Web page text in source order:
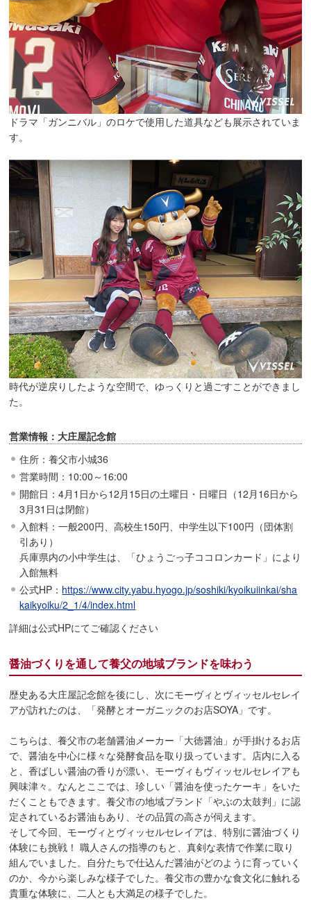
ドラマ「ガンニバル」のロケで使用した道具なども展示されていま
す。
時代が逆戻りしたような空間で、ゆっくりと過ごすことができまし
た。
営業情報：大庄屋記念館
住所：養父市小城36
営業時間：10:00～16:00
開館日：4月1日から12月15日の土曜日・日曜日（12月16日から
3月31日は閉館）
入館料：一般200円、高校生150円、中学生以下100円（団体割
引あり）
兵庫県内の小中学生は、「ひょうごっ子ココロンカード」により
入館無料
公式HP： https://www.city.yabu.hyogo.jp/soshiki/kyoikuiinkai/sha
kaikyoiku/2_1/4/index.html
詳細は公式HPにてご確認ください
醤油づくりを通して養父の地域ブランドを味わう
歴史ある大庄屋記念館を後にし、次にモーヴィとヴィッセルセレイ
アが訪れたのは、「発酵とオーガニックのお店SOYA」です。
こちらは、養父市の老舗醤油メーカー「大徳醤油」が手掛けるお店
で、醤油を中心に様々な発酵食品を取り扱っています。店内に入る
と、香ばしい醤油の香りが漂い、モーヴィもヴィッセルセレイアも
興味津々。なんとここでは、珍しい「醤油を使ったケーキ」をいた
だくこともできます。養父市の地域ブランド「やぶの太鼓判」に認
定されているお醤油もあり、その品質の高さが伺えます。
そして今回、モーヴィとヴィッセルセレイアは、特別に醤油づくり
体験にも挑戦！ 職人さんの指導のもと、真剣な表情で作業に取り
組んでいました。自分たちで仕込んだ醤油がどのように育っていく
のか、今から楽しみな様子でした。養父市の豊かな食文化に触れる
貴重な体験に、二人とも大満足の様子でした。